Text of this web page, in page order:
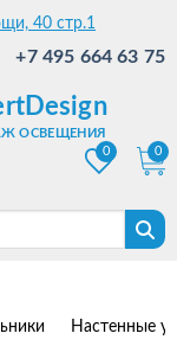
40 стр.1
+7 495 664 63 75
ОСВЕЩЕНИЯ
0
0
Настенные